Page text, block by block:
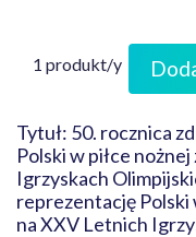
1 produkt/y
Tytuł: 50. rocznica
Polski w piłce
Igrzyskach
reprezentację Polski
na XXV Letnich